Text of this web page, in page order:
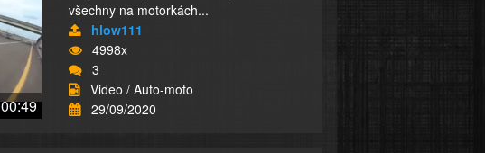
00:49
všechny na motorkách...
hlow111
4998x
3
Video / Auto-moto
29/09/2020